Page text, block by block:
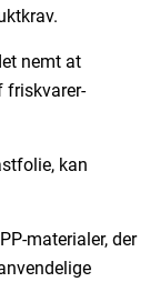
nemt at
friskvarer-
kan
materialer, der